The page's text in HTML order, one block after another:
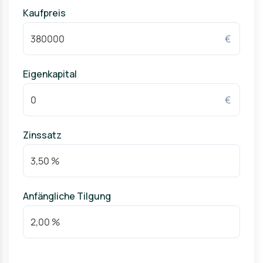
Landlebens mit den Annehmlichkeiten städtischer
Infrastruktur vereint. Die Gemeinde bietet nicht nur eine
hohe Lebensqualität, sondern auch eine sichere und
geborgene Umgebung, in der sich Familien ganz zuhause
Kaufpreis
€
Eigenkapital
€
Zinssatz
Anfängliche Tilgung